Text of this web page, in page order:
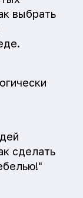
выбрать
сделать